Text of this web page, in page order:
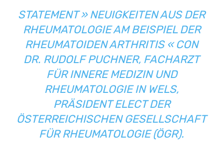
STATEMENT » NEUIGKEITEN AUS DER
RHEUMATOLOGIE AM BEISPIEL DER
RHEUMATOIDEN ARTHRITIS « CON
DR. RUDOLF PUCHNER, FACHARZT
FÜR INNERE MEDIZIN UND
RHEUMATOLOGIE IN WELS,
PRÄSIDENT ELECT DER
ÖSTERREICHISCHEN GESELLSCHAFT
FÜR RHEUMATOLOGIE(ÖGR).